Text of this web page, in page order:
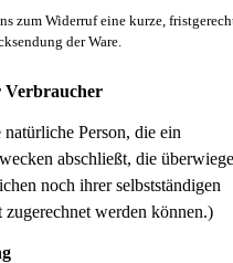
zum Widerruf eine kurze,
der Ware.
Person, die ein
abschließt, die
noch ihrer selbstständigen
zugerechnet werden können.)